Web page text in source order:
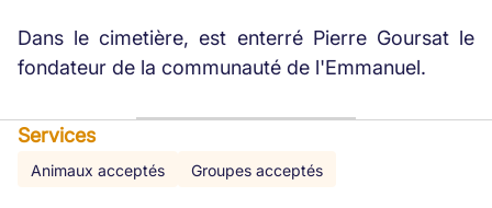
Dans le cimetière, est enterré Pierre Goursat le
fondateur de la communauté de l'Emmanuel.
Services
Animaux acceptés Groupes acceptés